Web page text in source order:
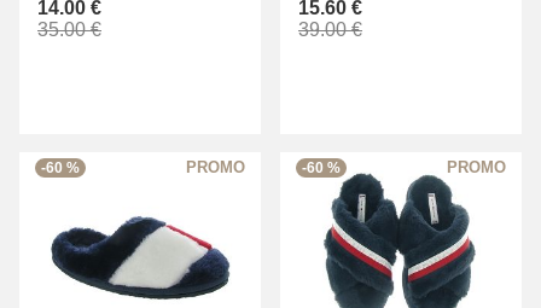
14.00 €
35.00 €
15.60 €
39.00 €
-60 % -60 %